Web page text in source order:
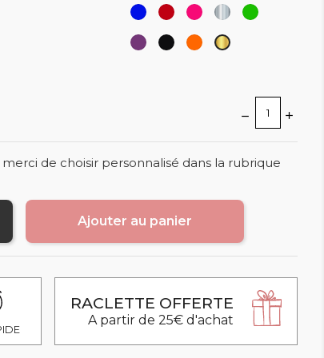
Bleu RougeRoseArgentVert
VioletNoir Orange
Or
de choisir personnalisé dans la rubrique
Ajouter au panier
RACLETTE OFFERTE
A partir de 25€ d'achat